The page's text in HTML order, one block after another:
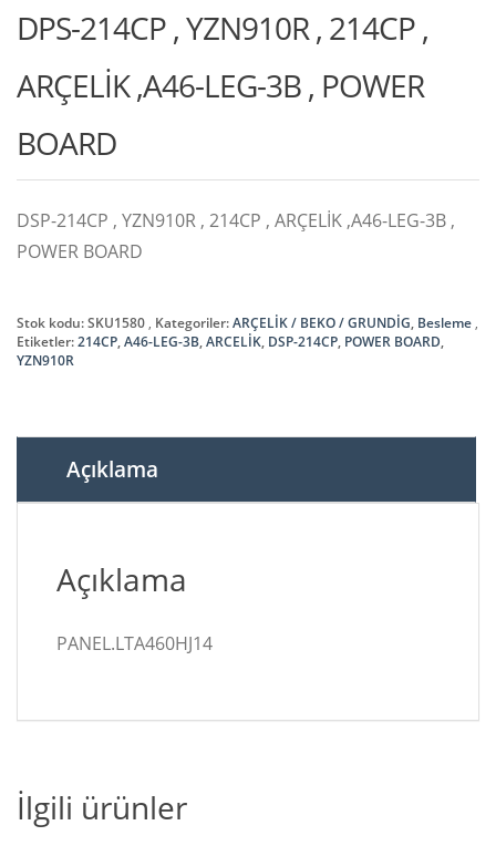
DPS-214CP , YZN910R , 214CP ,
ARÇELİK ,A46-LEG-3B , POWER
BOARD
DSP-214CP , YZN910R , 214CP , ARÇELİK ,A46-LEG-3B ,
POWER BOARD
Stok kodu:SKU1580 Kategoriler:ARÇELİK / BEKO / GRUNDİG, Besleme
Etiketler:214CP,A46-LEG-3B,ARCELİK, DSP-214CP, POWER BOARD,
YZN910R
Açıklama
Açıklama
PANEL.LTA460HJ14
İlgili ürünler